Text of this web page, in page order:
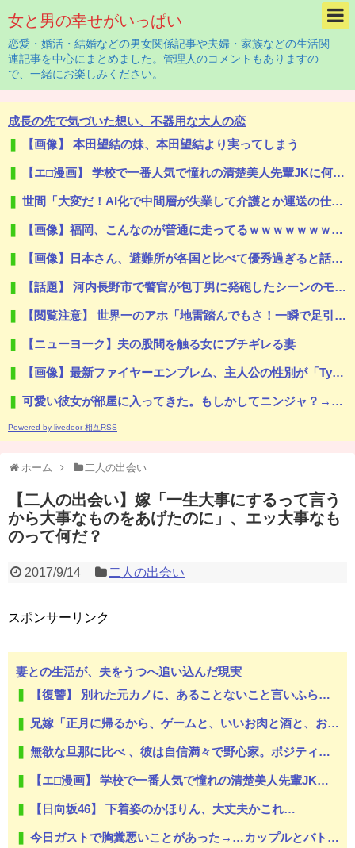
女と男の幸せがいっぱい
恋愛・婚活・結婚などの男女関係記事や夫婦・家族などの生活関
連記事を中心にまとめました。管理人のコメントもありますの
で、一緒にお楽しみください。
成長の先で気づいた想い、不器用な大人の恋
【画像】 本田望結の妹、本田望結より実ってしまう
【エ□漫画】 学校で一番人気で憧れの清楚美人先輩JKに何故か突然エ□動画撮影の竿役を頼まれて…！？
世間「大変だ！AI化で中間層が失業して介護とか運送の仕事するしか無くなるぞ！」←うん…うん？
【画像】福岡、こんなのが普通に走ってるｗｗｗｗｗｗｗｗｗｗｗｗｗｗｗｗ
【画像】日本さん、避難所が各国と比べて優秀過ぎると話題に
【話題】 河内長野市で警官が包丁男に発砲したシーンのモザ無し映像が公開される。
【閲覧注意】 世界一のアホ「地雷踏んでもさ！一瞬で足引けば問題なくね？ｗ」⇒ 実践した結果
【ニューヨーク】夫の股間を触る女にブチギレる妻
【画像】最新ファイヤーエンブレム、主人公の性別が「Type-A」と「Type-B」になってしまう
可愛い彼女が部屋に入ってきた。もしかしてニンジャ？→スタイリッシュな動きはこちらです…
Powered by livedoor 相互RSS
ホーム 二人の出会い
【二人の出会い】嫁「一生大事にするって言う
から大事なものをあげたのに」、エッ大事なも
のって何だ？
2017/9/14 二人の出会い
スポンサーリンク
妻との生活が、夫をうつへ追い込んだ現実
【復讐】 別れた元カノに、あることないこと言いふらされた。DTだったとか、早いとか、首絞めながらやるとか特殊な○癖があるとか
兄嫁「正月に帰るから、ゲームと、いいお肉と酒と、お風呂グッズの準備しとけよ」寝起きの私「知るかボケ」兄嫁「キィィィィー！！！！」私「あ…」
無欲な旦那に比べ 、彼は自信満々で野心家。ポジティブな彼に惹かれバイト後や休みの日に会うようになり、男女の関係になるまで時間はいらなかった... だが彼はただのバカだったｗ
【エ□漫画】 学校で一番人気で憧れの清楚美人先輩JKに何故か突然エ□動画撮影の竿役を頼まれて…！？
【日向坂46】 下着姿のかほりん、大丈夫かこれ…
今日ガストで胸糞悪いことがあった→…カップルとバトルしてあわや警察沙汰だったんだがどっちが悪い？